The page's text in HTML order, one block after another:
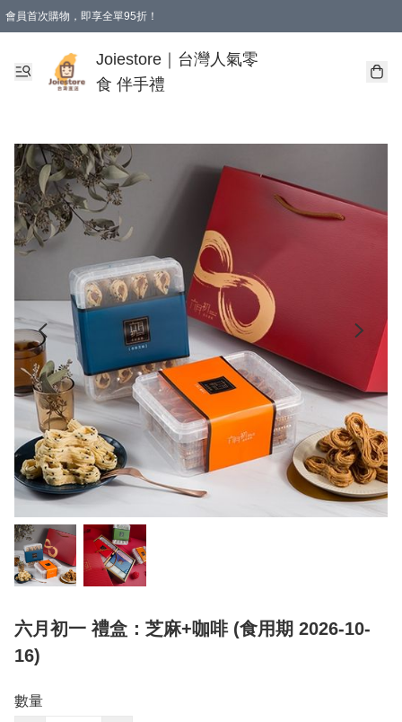
會員首次購物，即享全單95折！
購物滿 HKD 350.00即享免運費優惠！（適用於 本地送貨、本地取貨 )
Joiestore｜台灣人氣零
食 伴手禮
六月初一 禮盒：芝麻+咖啡 (食用期 2026-10-
16)
數量